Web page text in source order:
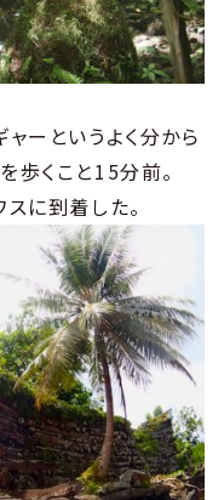
ーというよく分から
歩くこと15分前。
に到着した。